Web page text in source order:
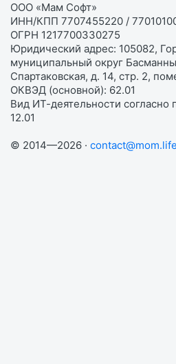
ООО «Мам Софт»
ИНН/КПП 7707455220 /
ОГРН 1217700330275
Юридический адрес: 105082,
муниципальный округ
Спартаковская, д. 14, стр. 2,
ОКВЭД (основной): 62.01
Вид ИТ-деятельности
12.01
© 2014—2026 · contact@mom.life